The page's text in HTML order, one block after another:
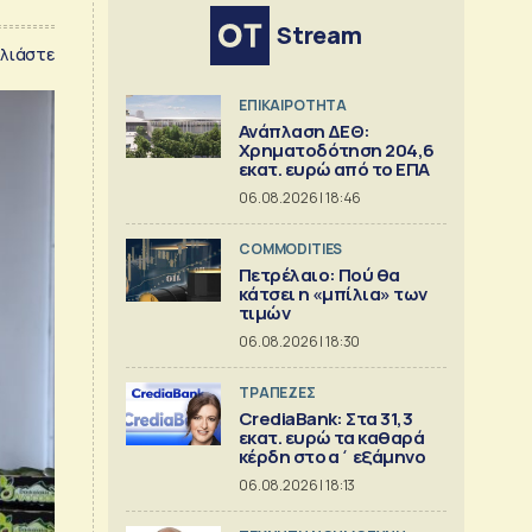
Stream
ΕΠΙΚΑΙΡΟΤΗΤΑ
Ανάπλαση ΔΕΘ:
Χρηματοδότηση 204,6
εκατ. ευρώ από το ΕΠΑ
06.08.2026 | 18:46
COMMODITIES
Πετρέλαιο: Πού θα
κάτσει η «μπίλια» των
τιμών
06.08.2026 | 18:30
ΤΡΑΠΕΖΕΣ
CrediaBank: Στα 31,3
εκατ. ευρώ τα καθαρά
κέρδη στο α΄ εξάμηνο
06.08.2026 | 18:13